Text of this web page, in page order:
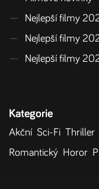
—
Nejlepší filmy
—
Nejlepší filmy
—
Nejlepší filmy
Kategorie
Akční Sci-Fi Thriller
Romantický Horor